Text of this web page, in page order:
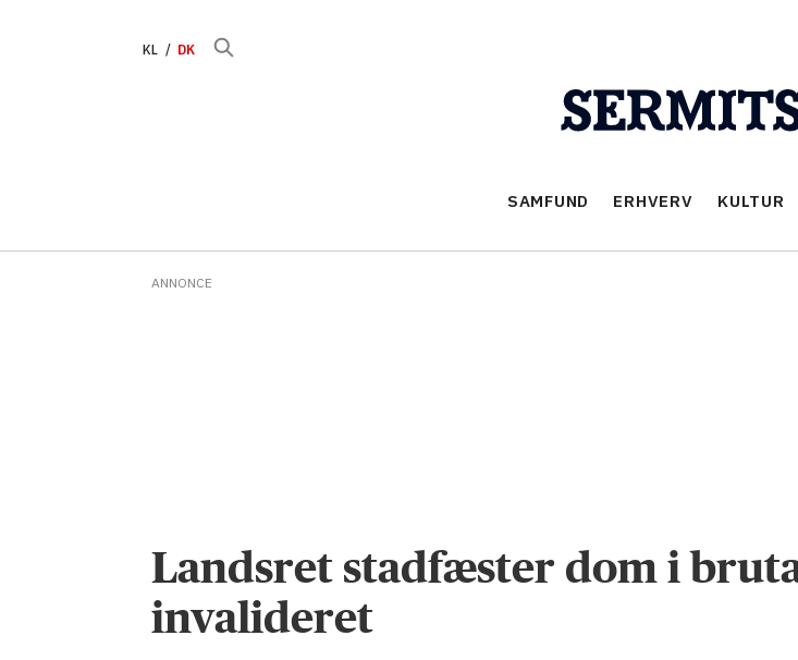
KL DK
SAMFUND ERHVERV KULTUR
ANNONCE
Landsret stadfæster dom i
invalideret